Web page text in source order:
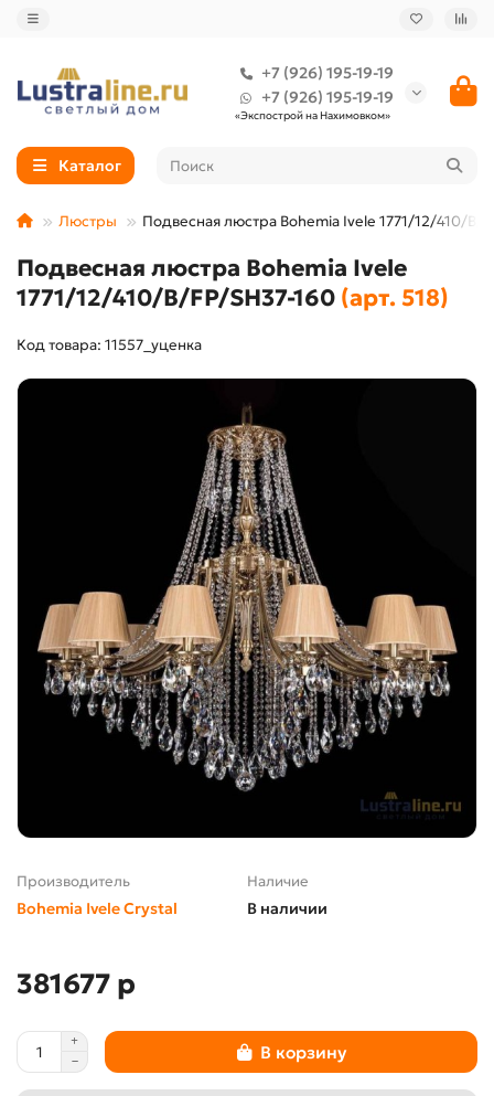
+7 (926) 195-19-19
+7 (926) 195-19-19
«Экспострой на Нахимовком»
Каталог
Люстры Подвесная люстра Bohemia Ivele 1771/12/410/B/
Подвесная люстра Bohemia Ivele
1771/12/410/B/FP/SH37-160 (арт. 518)
Код товара: 11557_уценка
Производитель
Bohemia Ivele Crystal
Наличие
В наличии
381677 р
В корзину